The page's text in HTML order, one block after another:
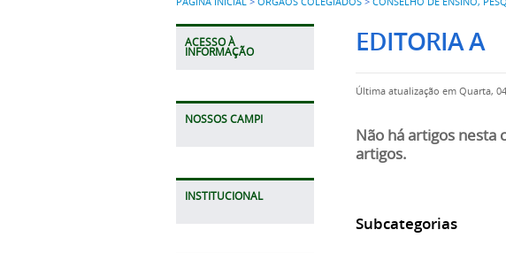
ACESSO À
INFORMAÇÃO
NOSSOS CAMPI
INSTITUCIONAL
EDITORIA A
Última atualização em Quarta,
Não há artigos nesta
artigos.
Subcategorias